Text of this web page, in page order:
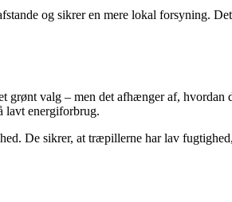
og sikrer en mere lokal forsyning.
valg – men det afhænger af,
lavt energiforbrug.
De sikrer, at træpillerne har lav